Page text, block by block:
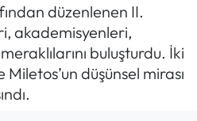
düzenlenen II.
akademisyenleri,
buluşturdu. İki
düşünsel mirası